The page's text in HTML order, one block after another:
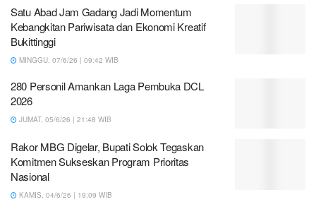
Satu Abad Jam Gadang Jadi Momentum
Kebangkitan Pariwisata dan Ekonomi Kreatif
Bukittinggi
MINGGU, 07/6/26 | 09:42 WIB
280 Personil Amankan Laga Pembuka DCL
2026
JUMAT, 05/6/26 | 21:48 WIB
Rakor MBG Digelar, Bupati Solok Tegaskan
Komitmen Sukseskan Program Prioritas
Nasional
KAMIS, 04/6/26 | 19:09 WIB